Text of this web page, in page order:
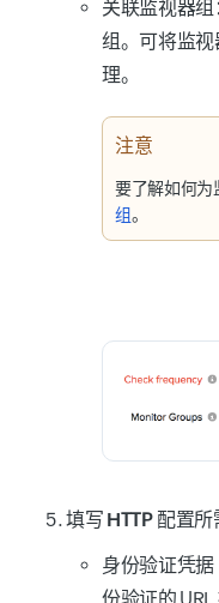
关联监视器组
组。可将监
理。
注意
要了解如何为
组。
填写 HTTP 配置所
身份验证凭据
份验证的 URL